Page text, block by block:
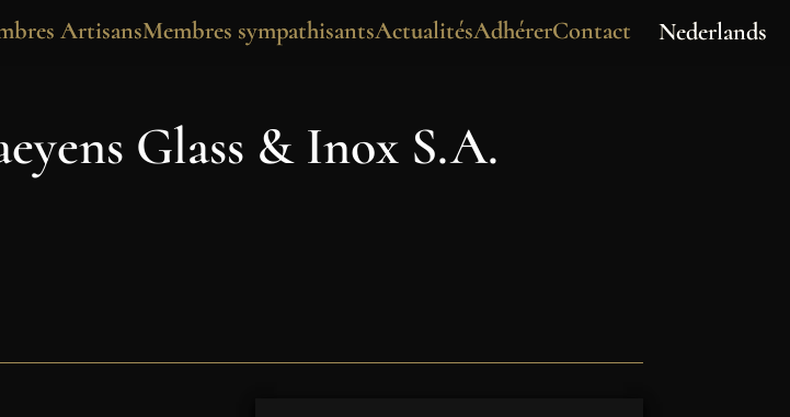
ArtisansMembres sympathisantsActualitésAdhérerContact Nederlands
Glass & Inox S.A.